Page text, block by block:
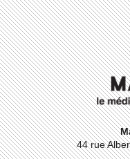
44 rue